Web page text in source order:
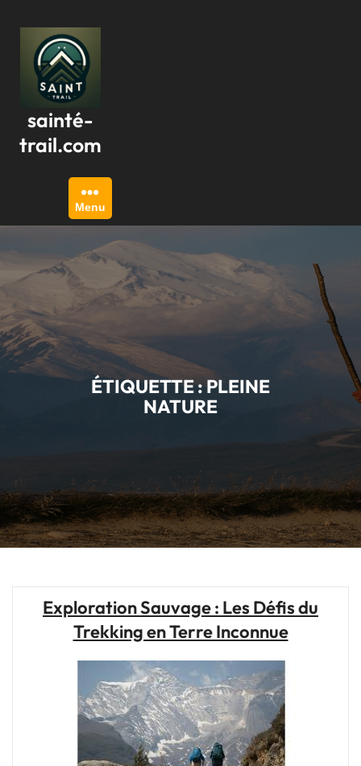
contenu
sainté-
trail.com
Menu
ÉTIQUETTE :PLEINE
NATURE
Exploration Sauvage : Les Défis du
Trekking en Terre Inconnue